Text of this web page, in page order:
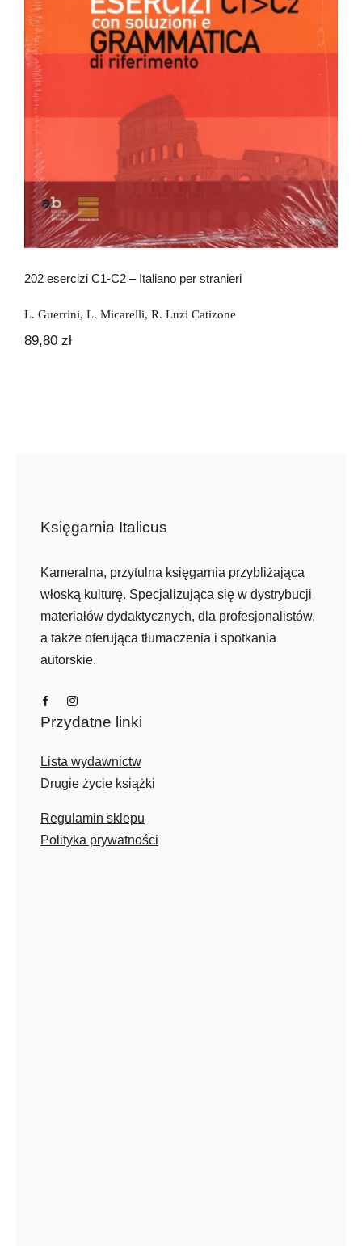
202 esercizi C1-C2 – Italiano per
stranieri
202 esercizi C1-C2 – Italiano per stranieri
L. Guerrini, L. Micarelli, R. Luzi Catizone
89,80 zł
Księgarnia Italicus
Kameralna, przytulna księgarnia przybliżająca
włoską kulturę. Specjalizująca się w dystrybucji
materiałów dydaktycznych, dla profesjonalistów,
a także oferująca tłumaczenia i spotkania
autorskie.
Przydatne linki
Lista wydawnictw
Drugie życie książki
Regulamin sklepu
Polityka prywatności